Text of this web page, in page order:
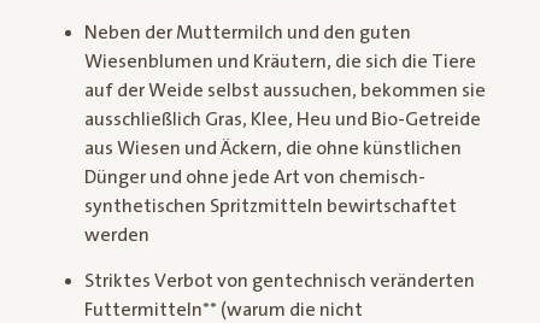
Neben der Muttermilch und den guten
Wiesenblumen und Kräutern, die sich die Tiere
auf der Weide selbst aussuchen, bekommen sie
ausschließlich Gras, Klee, Heu und Bio-Getreide
aus Wiesen und Äckern, die ohne künstlichen
Dünger und ohne jede Art von chemisch-
synthetischen Spritzmitteln bewirtschaftet
werden
Striktes Verbot von gentechnisch veränderten
Futtermitteln** (warum die nicht